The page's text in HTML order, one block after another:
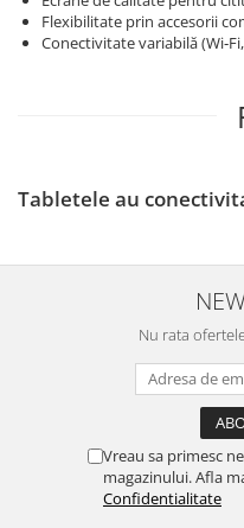
Flexibilitate prin accesorii
Conectivitate variabilă
Tabletele au
Nu rata
Vreau sa primesc
magazinului. Afla
Confidentialitate